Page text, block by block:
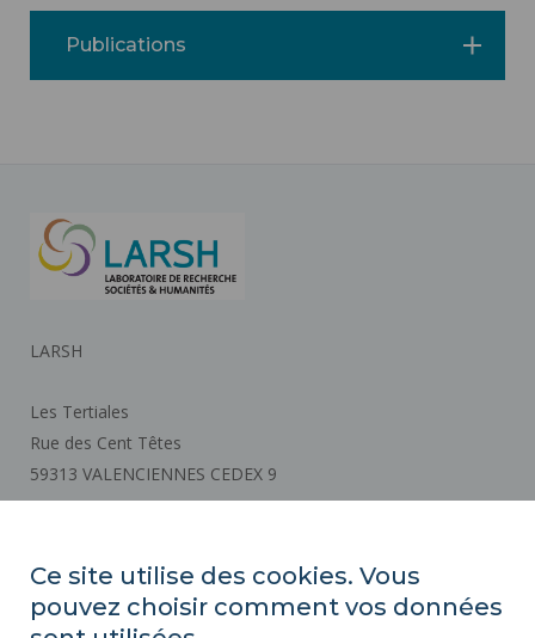
Publications
LARSH
Les Tertiales
Rue des Cent Têtes
59313 VALENCIENNES CEDEX 9
ACTES RÉGLEMENTAIRES
Ce site utilise des cookies. Vous
pouvez choisir comment vos données